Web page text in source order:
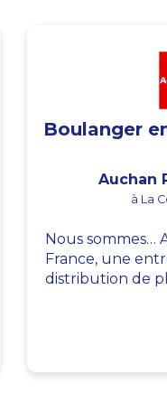
Boulanger
Auchan
à La
Nous sommes…
France, une
distribution de